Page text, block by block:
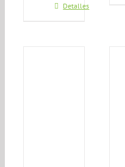
Detalles